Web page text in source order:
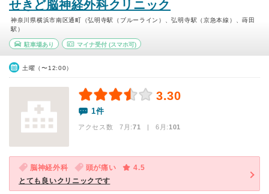
せきど脳神経外科クリニック
神奈川県横浜市南区通町（弘明寺駅（ブルーライン）、弘明寺駅（京急本線）、蒔田
駅）
駐車場あり マイナ受付(スマホ可)
土曜（〜12:00）
3.30
1件
アクセス数 7月:71 | 6月:101
脳神経外科 頭が痛い
4.5
とても良いクリニックです